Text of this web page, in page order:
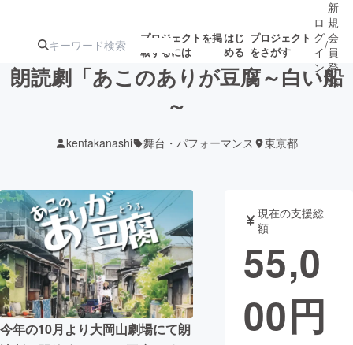
プロジェクトを掲
載するには
はじ
める
プロジェクト
をさがす
ターン
注目の新着プロ
ジェクト
募集終了が近いプ
ロジェクト
もうすぐ公開
されます
アート・写真 音楽
テクノロジー・ガジェット ゲーム・
映像・映画 書籍・雑誌
ビジネス・起業 チャレンジ
ロ
グ
イ
ン
/
新
規
会
員
登
録
朗読劇「あこのありが豆腐～白い船
～
kentakanashi 舞台・パフォーマンス 東京都
今年の10月より大岡山劇場にて朗
現在の支援総
額
55,0
00円